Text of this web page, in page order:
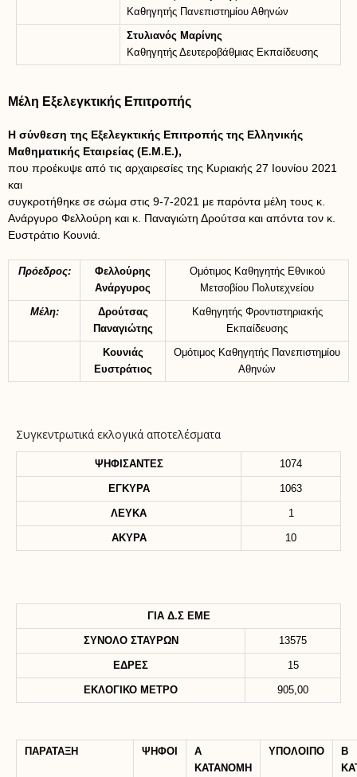
Καθηγητής Πανεπιστημίου Αθηνών
Στυλιανός Μαρίνης
Καθηγητής Δευτεροβάθμιας Εκπαίδευσης
Μέλη Εξελεγκτικής Επιτροπής
Η σύνθεση της Εξελεγκτικής Επιτροπής της Ελληνικής
Μαθηματικής Εταιρείας (Ε.Μ.Ε.),
που προέκυψε από τις αρχαιρεσίες της Κυριακής 27 Ιουνίου 2021
και
συγκροτήθηκε σε σώμα στις 9-7-2021 με παρόντα μέλη τους κ.
Ανάργυρο Φελλούρη και κ. Παναγιώτη Δρούτσα και απόντα τον κ.
Ευστράτιο Κουνιά.
Πρόεδρος:
Φελλούρης
Ανάργυρος
Ομότιμος Καθηγητής Εθνικού
Μετσοβίου Πολυτεχνείου
Μέλη:
Δρούτσας
Παναγιώτης
Καθηγητής Φροντιστηριακής
Εκπαίδευσης
Κουνιάς
Ευστράτιος
Ομότιμος Καθηγητής Πανεπιστημίου
Αθηνών
Συγκεντρωτικά εκλογικά αποτελέσματα
ΨΗΦΙΣΑΝΤΕΣ 1074
ΕΓΚΥΡΑ 1063
ΛΕΥΚΑ 1
ΑΚΥΡΑ 10
ΓΙΑ Δ.Σ ΕΜΕ
ΣΥΝΟΛΟ ΣΤΑΥΡΩΝ 13575
ΕΔΡΕΣ 15
ΕΚΛΟΓΙΚΟ ΜΕΤΡΟ 905,00
ΠΑΡΑΤΑΞΗ ΨΗΦΟΙ
Α
ΚΑΤΑΝΟΜΗ
ΥΠΟΛΟΙΠΟ
B